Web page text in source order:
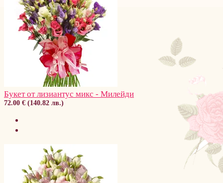
Букет от лизиантус микс - Милейди
72.00 € (140.82 лв.)